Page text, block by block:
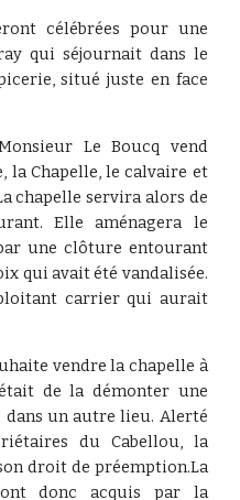
célébrées pour une
qui séjournait dans le
situé juste en face
Le Boucq vend
la Chapelle, le calvaire et
chapelle servira alors de
Elle aménagera le
une clôture entourant
qui avait été vandalisée.
carrier qui aurait
vendre la chapelle à
de la démonter une
un autre lieu. Alerté
du Cabellou, la
droit de préemption.La
donc acquis par la